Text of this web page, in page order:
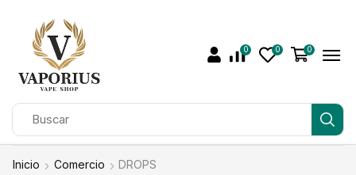
0 0 0
Inicio Comercio DROPS